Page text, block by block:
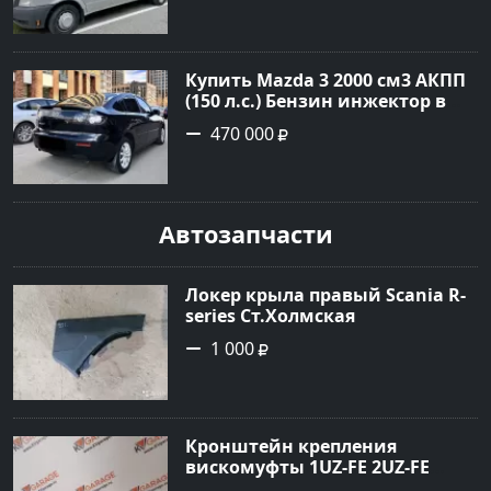
Авторынок23
Купить Mazda 3 2000 см3 АКПП
(150 л.с.) Бензин инжектор в
Геленджик : цвет Чёрный
Седан 2008 года по цене 470000
470 000
Автозапчасти
Локер крыла правый Scania R-
series Ст.Холмская
1 000
Кронштейн крепления
вискомуфты 1UZ-FE 2UZ-FE